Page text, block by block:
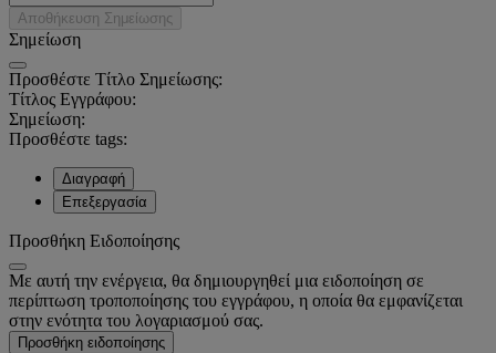
Αποθήκευση Σημείωσης
Σημείωση
Προσθέστε Τίτλο Σημείωσης:
Τίτλος Εγγράφου:
Σημείωση:
Προσθέστε tags:
Διαγραφή
Επεξεργασία
Προσθήκη Ειδοποίησης
Με αυτή την ενέργεια, θα δημιουργηθεί μια ειδοποίηση σε
περίπτωση τροποποίησης του εγγράφου, η οποία θα εμφανίζεται
στην ενότητα του λογαριασμού σας.
Προσθήκη ειδοποίησης